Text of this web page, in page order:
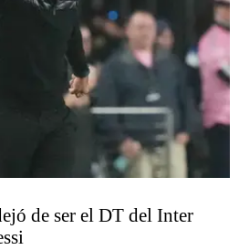
de ser el DT del Inter